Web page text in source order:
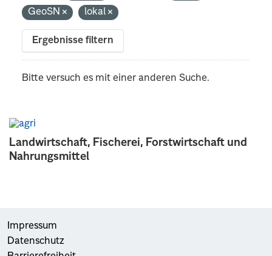
Landwirtschaft, Fischerei, Forstwirtschaft und
Nahrungsmittel
GeoSN
lokal
Ergebnisse filtern
Bitte versuch es mit einer anderen Suche.
Impressum
Datenschutz